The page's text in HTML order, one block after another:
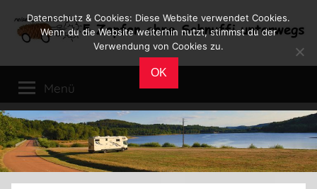
Inhalt
Reiseblog
Leben
im
Wohnmobil
Menü
Datenschutz & Cookies: Diese Website verwendet Cookies.
Wenn du die Website weiterhin nutzt, stimmst du der
Verwendung von Cookies zu.
OK